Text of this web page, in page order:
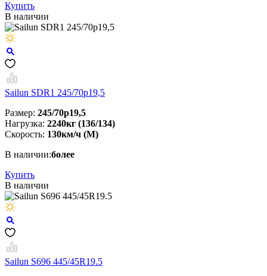
Купить
В наличии
Sailun SDR1 245/70р19,5
Размер: 245/70р19,5
Нагрузка: 2240кг (136/134)
Скорость: 130км/ч (M)
В наличии:более
Купить
В наличии
Sailun S696 445/45R19.5